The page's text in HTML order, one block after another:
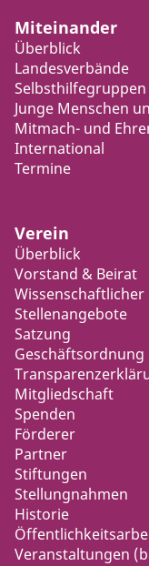
Miteinander
Überblick
Landesverbände
Selbsthilfegruppen
Junge Menschen
Mitmach- und
International
Termine
Verein
Überblick
Vorstand & Beirat
Wissenschaftlicher
Stellenangebote
Satzung
Geschäftsordnung
Mitgliedschaft
Spenden
Förderer
Partner
Stiftungen
Stellungnahmen
Historie
Veranstaltungen